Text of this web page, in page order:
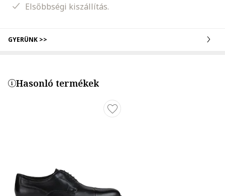
Elsőbbségi kiszállítás.
GYERÜNK >>
Hasonló termékek